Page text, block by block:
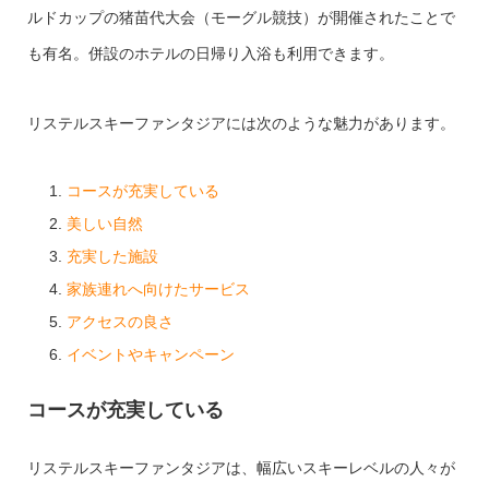
ルドカップの猪苗代大会（モーグル競技）が開催されたことで
も有名。併設のホテルの日帰り入浴も利用できます。
リステルスキーファンタジアには次のような魅力があります。
コースが充実している
美しい自然
充実した施設
家族連れへ向けたサービス
アクセスの良さ
イベントやキャンペーン
コースが充実している
リステルスキーファンタジアは、幅広いスキーレベルの人々が